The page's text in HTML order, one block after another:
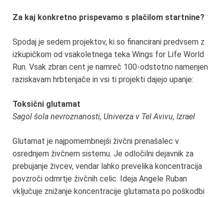
Za kaj konkretno prispevamo s plačilom startnine?
Spodaj je sedem projektov, ki so financirani predvsem z
izkupičkom od vsakoletnega teka Wings for Life World
Run. Vsak zbran cent je namreč 100-odstotno namenjen
raziskavam hrbtenjače in vsi ti projekti dajejo upanje:
Toksični glutamat
Sagol šola nevroznanosti, Univerza v Tel Avivu, Izrael
Glutamat je najpomembnejši živčni prenašalec v
osrednjem živčnem sistemu. Je odločilni dejavnik za
prebujanje živcev, vendar lahko prevelika koncentracija
povzroči odmrtje živčnih celic. Ideja Angele Ruban
vključuje znižanje koncentracije glutamata po poškodbi